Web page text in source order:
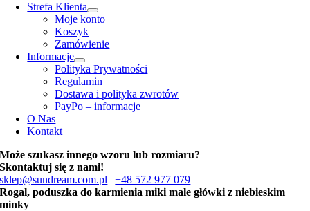
Strefa Klienta
Moje konto
Koszyk
Zamówienie
Informacje
Polityka Prywatności
Regulamin
Dostawa i polityka zwrotów
PayPo – informacje
O Nas
Kontakt
Może szukasz innego wzoru lub rozmiaru?
Skontaktuj się z nami!
sklep@sundream.com.pl |+48 572 977 079 |
Rogal, poduszka do karmienia miki male główki z niebieskim
minky